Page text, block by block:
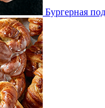
Бургерная